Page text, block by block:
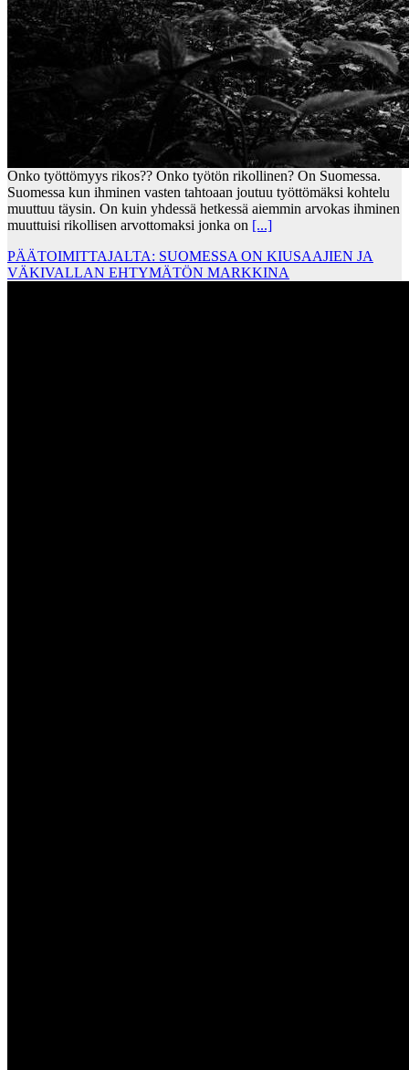
Onko työttömyys rikos?? Onko työtön rikollinen? On Suomessa.
Suomessa kun ihminen vasten tahtoaan joutuu työttömäksi kohtelu
muuttuu täysin. On kuin yhdessä hetkessä aiemmin arvokas ihminen
muuttuisi rikollisen arvottomaksi jonka on [...]
PÄÄTOIMITTAJALTA: SUOMESSA ON KIUSAAJIEN JA
VÄKIVALLAN EHTYMÄTÖN MARKKINA